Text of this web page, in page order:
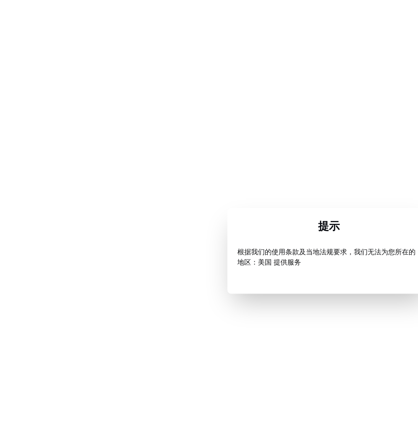
提示
根据我们的使用条款及当地法规要求，我们无法为您所在的
地区：美国 提供服务